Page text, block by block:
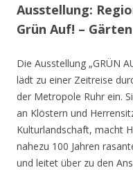
Ausstellung:
Grün Auf! –
Die Ausstellung „GRÜN
lädt zu einer Zeitreise
der Metropole Ruhr ein.
an Klöstern und
Kulturlandschaft, macht
nahezu 100 Jahren
und leitet über zu den